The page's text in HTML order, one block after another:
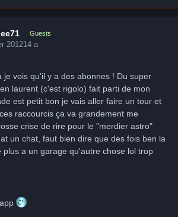
Guests
201214 a
je vois qu'il y a des abonnes ! Du super
laurent (c'est rigolo) fait parti de mon
est petit bon je vais aller faire un tour et
raccourcis ça va grandement me
crise de rire pour le "merdier astro"
un chat, faut bien dire que des fois ben la
plus a un garage qu'autre chose lol trop